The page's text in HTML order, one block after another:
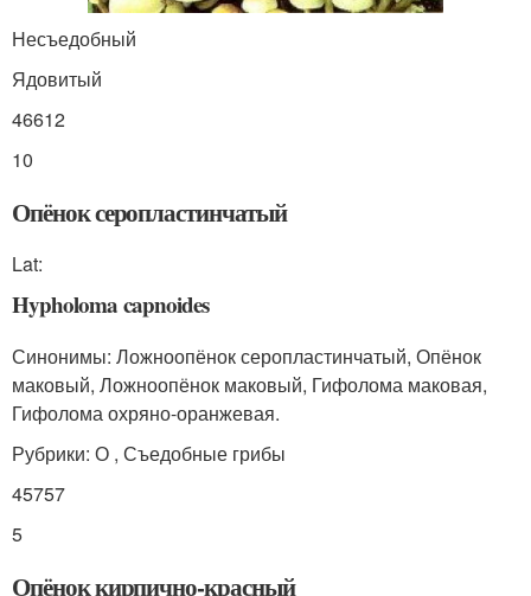
Несъедобный
Ядовитый
46612
10
Опёнок серопластинчатый
Lat:
Hypholoma capnoides
Синонимы: Ложноопёнок серопластинчатый, Опёнок
маковый, Ложноопёнок маковый, Гифолома маковая,
Гифолома охряно-оранжевая.
Рубрики: О , Съедобные грибы
45757
5
Опёнок кирпично-красный